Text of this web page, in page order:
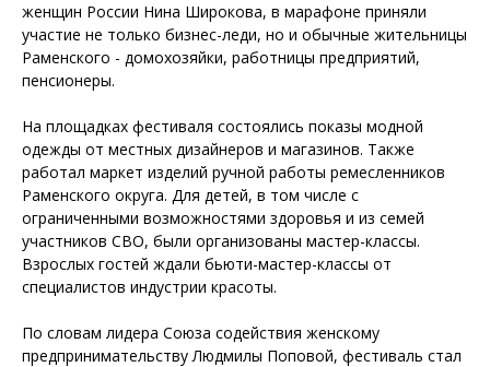
женщин России Нина Широкова, в марафоне приняли
участие не только бизнес-леди, но и обычные жительницы
Раменского - домохозяйки, работницы предприятий,
пенсионеры.
На площадках фестиваля состоялись показы модной
одежды от местных дизайнеров и магазинов. Также
работал маркет изделий ручной работы ремесленников
Раменского округа. Для детей, в том числе с
ограниченными возможностями здоровья и из семей
участников СВО, были организованы мастер-классы.
Взрослых гостей ждали бьюти-мастер-классы от
специалистов индустрии красоты.
По словам лидера Союза содействия женскому
предпринимательству Людмилы Поповой, фестиваль стал